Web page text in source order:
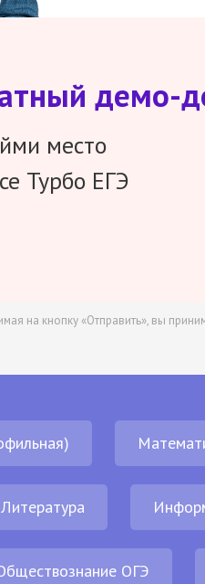
демо-
место
Турбо ЕГЭ
на кнопку «Отправить», вы
Литература
ОГЭ